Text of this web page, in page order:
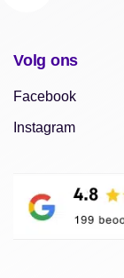
Volg ons
Facebook
Instagram